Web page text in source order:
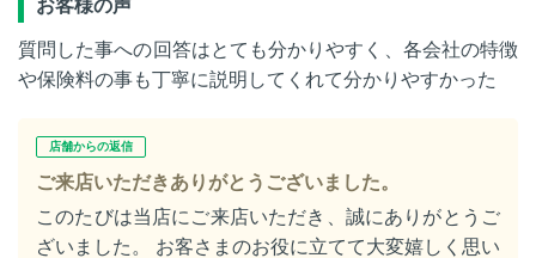
お客様の声
質問した事への回答はとても分かりやすく、各会社の特徴
や保険料の事も丁寧に説明してくれて分かりやすかった
店舗からの返信
ご来店いただきありがとうございました。
このたびは当店にご来店いただき、誠にありがとうご
ざいました。 お客さまのお役に立てて大変嬉しく思い